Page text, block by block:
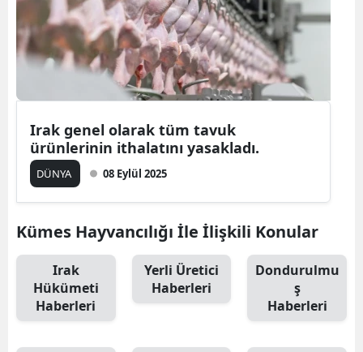
Irak genel olarak tüm tavuk
ürünlerinin ithalatını yasakladı.
DÜNYA 08 Eylül 2025
Kümes Hayvancılığı İle İlişkili Konular
Irak
Hükümeti
Haberleri
Yerli Üretici
Haberleri
Dondurulmu
ş
Haberleri